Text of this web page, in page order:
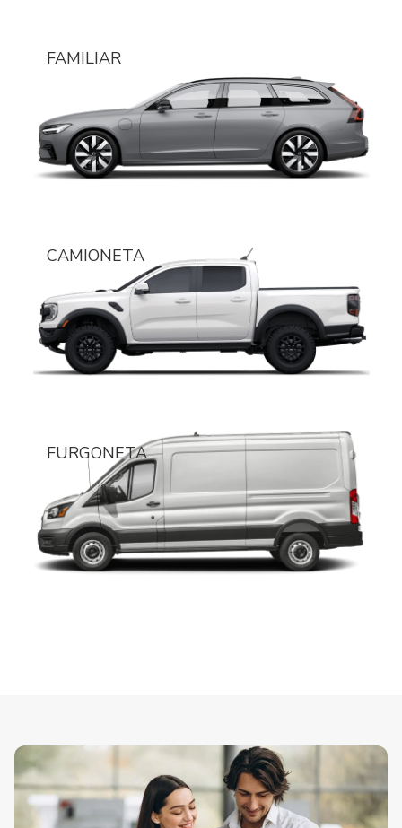
FAMILIAR
CAMIONETA
FURGONETA